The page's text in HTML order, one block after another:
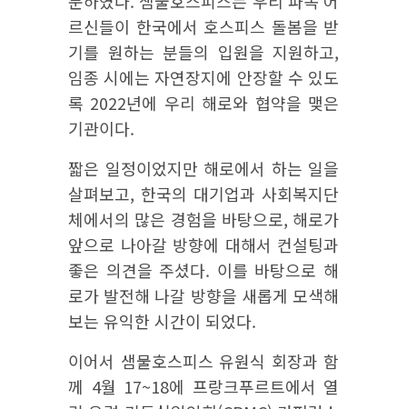
르신들이 한국에서 호스피스 돌봄을 받
기를 원하는 분들의 입원을 지원하고,
임종 시에는 자연장지에 안장할 수 있도
록 2022년에 우리 해로와 협약을 맺은
기관이다.
짧은 일정이었지만 해로에서 하는 일을
살펴보고, 한국의 대기업과 사회복지단
체에서의 많은 경험을 바탕으로, 해로가
앞으로 나아갈 방향에 대해서 컨설팅과
좋은 의견을 주셨다. 이를 바탕으로 해
로가 발전해 나갈 방향을 새롭게 모색해
보는 유익한 시간이 되었다.
이어서 샘물호스피스 유원식 회장과 함
께 4월 17~18에 프랑크푸르트에서 열